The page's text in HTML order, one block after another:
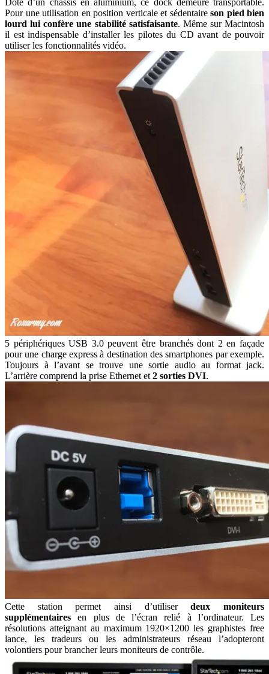
Pour une utilisation en position verticale et sédentaireson pied bien
lourd lui confère une stabilité satisfaisante. Même sur Macintosh
il est indispensable d’installer les pilotes du CD avant de pouvoir
utiliser les fonctionnalités vidéo.
5 périphériques USB 3.0 peuvent être branchés dont 2 en façade
pour une charge express à destination des smartphones par exemple.
Toujours à l’avant se trouve une sortie audio au format jack.
L’arrière comprend la prise Ethernet et 2 sorties DVI.
Cette station permet ainsi d’utiliserdeux moniteurs
supplémentaires en plus de l’écran relié à l’ordinateur. Les
résolutions atteignant au maximum 1920×1200 les graphistes free
lance, les tradeurs ou les administrateurs réseau l’adopteront
volontiers pour brancher leurs moniteurs de contrôle.